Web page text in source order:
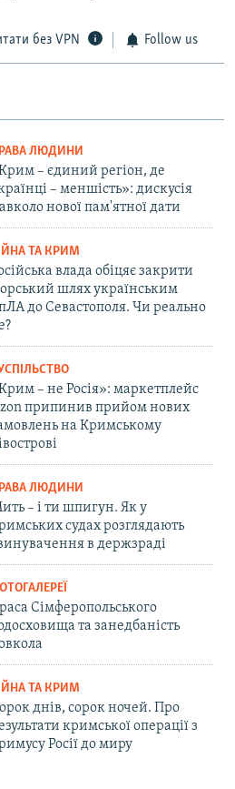
без VPN Follow us
ЛЮДИНИ
– єдиний регіон, де
– меншість»: дискусія
нової пам'ятної дати
ТА КРИМ
влада обіцяє закрити
шлях українським
до Севастополя. Чи реально
– не Росія»: маркетплейс
припинив прийом нових
на Кримському
ЛЮДИНИ
– і ти шпигун. Як у
судах розглядають
в держзраді
Сімферопольського
та занедбаність
ТА КРИМ
днів, сорок ночей. Про
кримської операції з
Росії до миру